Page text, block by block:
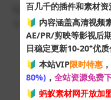
红色华表天安门万里长城
灯笼庆祝建国70周年PPT
49
Copyright © 2024蚂
粤
XML网站地
SQL：
百几千的插件和素材资
🔰 内容涵盖高清视频
AE/PR/剪映等影视后
日稳定更新10-20+优质
🔰 本站VIP限时特惠 ，
80%) ， 全站资源免费
🔰 蚂蚁素材网开放加